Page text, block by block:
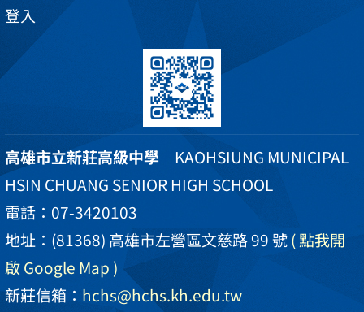
登入
高雄市立新莊高級中學 KAOHSIUNG MUNICIPAL
HSIN CHUANG SENIOR HIGH SCHOOL
電話：07-3420103
地址：(81368) 高雄市左營區文慈路 99 號( 點我開
啟 Google Map )
新莊信箱： hchs@hchs.kh.edu.tw